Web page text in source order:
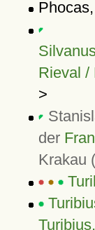
Rieval /
>
der
Krakau